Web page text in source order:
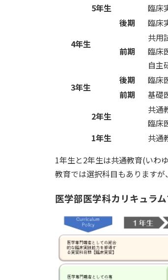
5年生
臨床
4年生
後期 臨床
前期
共用
臨床
自主
3年生
後期
臨床
前期
基礎
2年生
共通
臨床
1年生
共通
1年生と2年生は共通教育(いわ
教育では選択科目もありますが
医学部医学科カリキュラ